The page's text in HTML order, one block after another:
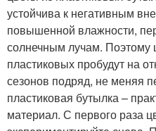
устойчива к негативным
повышенной влажности,
солнечным лучам. Поэтому
пластиковых пробудут на
сезонов подряд, не меняя
пластиковая бутылка –
материал. С первого раза